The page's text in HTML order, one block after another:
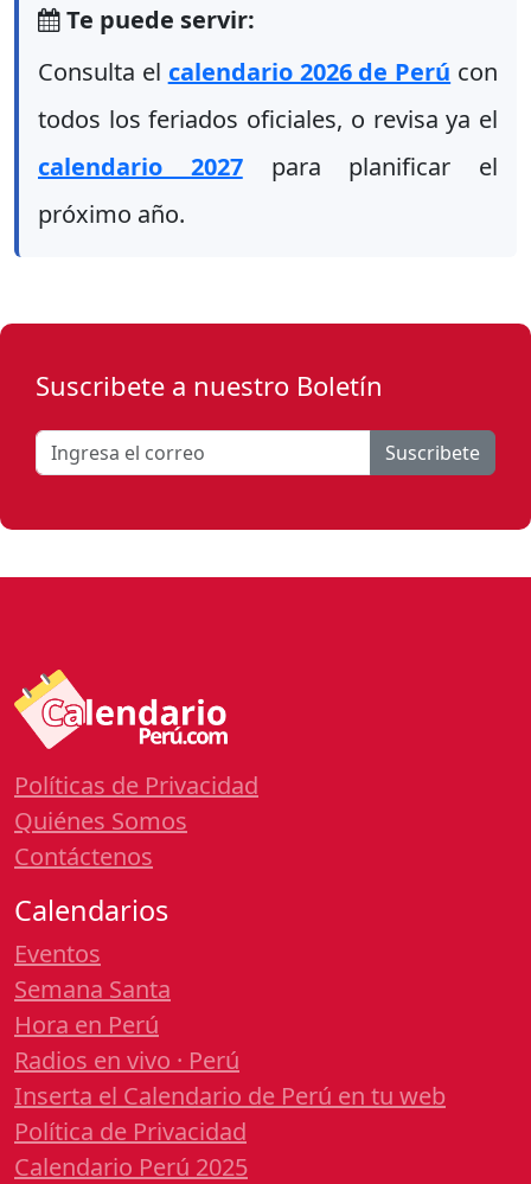
Te puede servir:
Consulta el calendario 2026 de Perú con
todos los feriados oficiales, o revisa ya el
calendario 2027para planificar el
próximo año.
Suscribete a nuestro Boletín
Suscribete
Políticas de Privacidad
Quiénes Somos
Contáctenos
Calendarios
Eventos
Semana Santa
Hora en Perú
Radios en vivo · Perú
Inserta el Calendario de Perú en tu web
Política de Privacidad
Calendario Perú 2025